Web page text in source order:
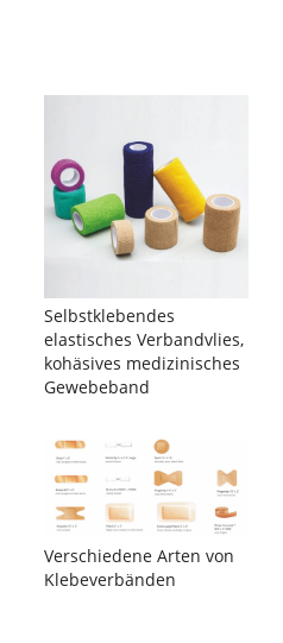
Selbstklebendes
elastisches Verbandvlies,
kohäsives medizinisches
Gewebeband
Verschiedene Arten von
Klebeverbänden